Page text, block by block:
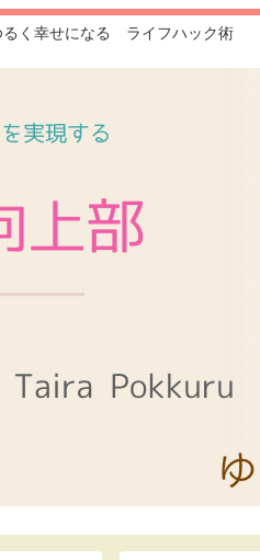
るく幸せになる ライフハック術